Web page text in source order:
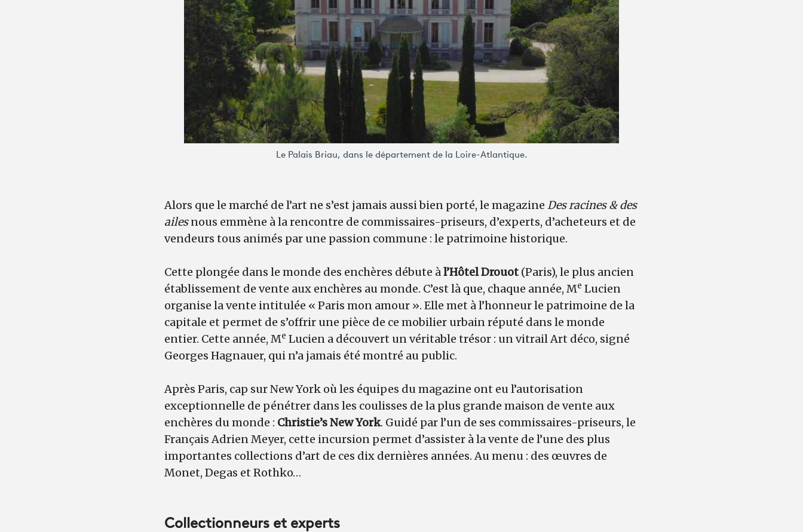
Le Palais Briau, dans le département de la Loire-Atlantique.
Alors que le marché de l’art ne s’est jamais aussi bien porté, le magazine Des racines & des
ailesnous emmène à la rencontre de commissaires-priseurs, d’experts, d’acheteurs et de
vendeurs tous animés par une passion commune : le patrimoine historique.
Cette plongée dans le monde des enchères débute àl’Hôtel Drouot (Paris), le plus ancien
établissement de vente aux enchères au monde. C’est là que, chaque année, Me Lucien
organise la vente intitulée « Paris mon amour ». Elle met à l’honneur le patrimoine de la
capitale et permet de s’offrir une pièce de ce mobilier urbain réputé dans le monde
entier. Cette année, Me Lucien a découvert un véritable trésor : un vitrail Art déco, signé
Georges Hagnauer, qui n’a jamais été montré au public.
Après Paris, cap sur New York où les équipes du magazine ont eu l’autorisation
exceptionnelle de pénétrer dans les coulisses de la plus grande maison de vente aux
enchères du monde : Christie’s New York. Guidé par l’un de ses commissaires-priseurs, le
Français Adrien Meyer, cette incursion permet d’assister à la vente de l’une des plus
importantes collections d’art de ces dix dernières années. Au menu : des œuvres de
Monet, Degas et Rothko…
Collectionneurs et experts